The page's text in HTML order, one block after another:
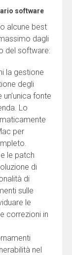
software
alcune best
dagli
del software:
la gestione
degli
fonte
Lo
per
le patch
di
di
sulle
le
correzioni in
nel